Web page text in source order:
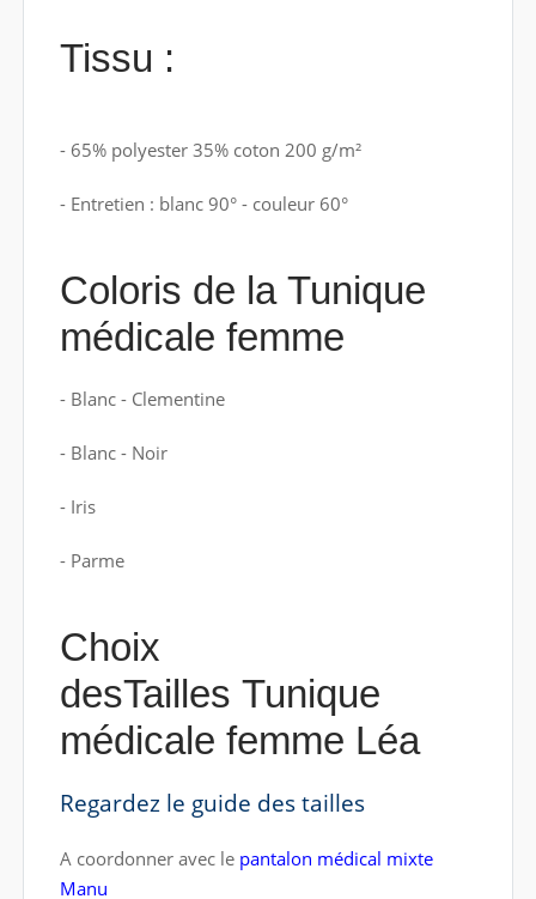
Tissu :
- 65% polyester 35% coton 200 g/m²
- Entretien : blanc 90° - couleur 60°
Coloris de la Tunique
médicale femme
- Blanc - Clementine
- Blanc - Noir
- Iris
- Parme
Choix
desTailles Tunique
médicale femme Léa
Regardez le guide des tailles
A coordonner avec le pantalon médical mixte
Manu